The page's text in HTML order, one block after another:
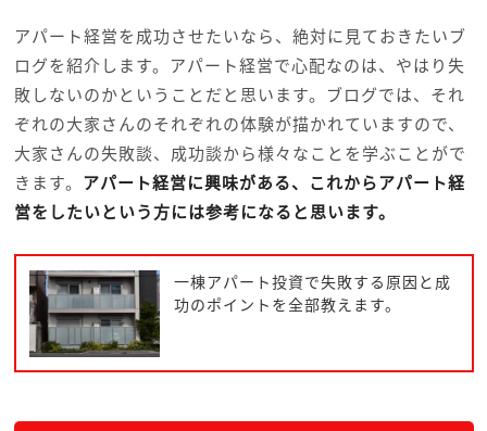
アパート経営を成功させたいなら、絶対に見ておきたいブ
ログを紹介します。アパート経営で心配なのは、やはり失
敗しないのかということだと思います。ブログでは、それ
ぞれの大家さんのそれぞれの体験が描かれていますので、
大家さんの失敗談、成功談から様々なことを学ぶことがで
きます。 アパート経営に興味がある、これからアパート経
営をしたいという方には参考になると思います。
一棟アパート投資で失敗する原因と成
功のポイントを全部教えます。